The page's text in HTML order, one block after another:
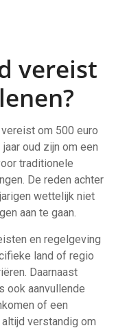
vereist
om 500 euro
oud zijn om een
traditionele
De reden achter
wettelijk niet
aan te gaan.
en regelgeving
land of regio
Daarnaast
ook aanvullende
of een
verstandig om